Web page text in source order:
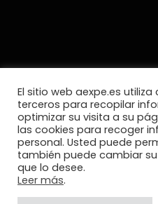
El sitio web aexpe.es
terceros para recopilar
optimizar su visita a su
las cookies para recoger
personal. Usted puede
también puede cambiar
que lo desee.
Leer más.